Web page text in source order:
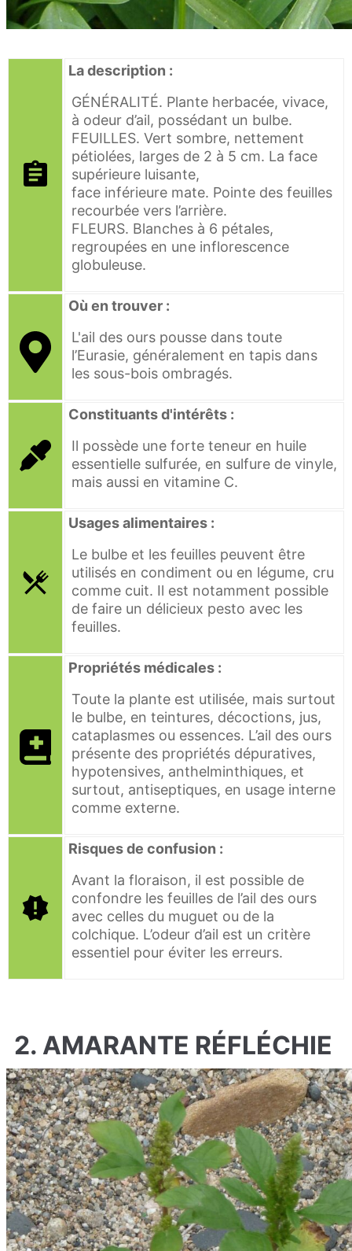
La description :
GÉNÉRALITÉ. Plante herbacée, vivace,
à odeur d’ail, possédant un bulbe.
FEUILLES. Vert sombre, nettement
pétiolées, larges de 2 à 5 cm. La face
supérieure luisante,
face inférieure mate. Pointe des feuilles
recourbée vers l’arrière.
FLEURS. Blanches à 6 pétales,
regroupées en une inflorescence
globuleuse.
Où en trouver :
L'ail des ours pousse dans toute
l’Eurasie, généralement en tapis dans
les sous-bois ombragés.
Constituants d'intérêts :
Il possède une forte teneur en huile
essentielle sulfurée, en sulfure de vinyle,
mais aussi en vitamine C.
Usages alimentaires :
Le bulbe et les feuilles peuvent être
utilisés en condiment ou en légume, cru
comme cuit. Il est notamment possible
de faire un délicieux pesto avec les
feuilles.
Propriétés médicales :
Toute la plante est utilisée, mais surtout
le bulbe, en teintures, décoctions, jus,
cataplasmes ou essences. L’ail des ours
présente des propriétés dépuratives,
hypotensives, anthelminthiques, et
surtout, antiseptiques, en usage interne
comme externe.
Risques de confusion :
Avant la floraison, il est possible de
confondre les feuilles de l’ail des ours
avec celles du muguet ou de la
colchique. L’odeur d’ail est un critère
essentiel pour éviter les erreurs.
2. AMARANTE RÉFLÉCHIE